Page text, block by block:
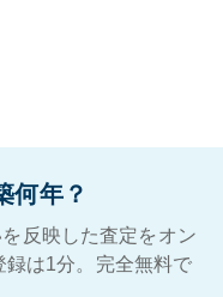
何年？
反映した査定をオン
録は1分。完全無料で